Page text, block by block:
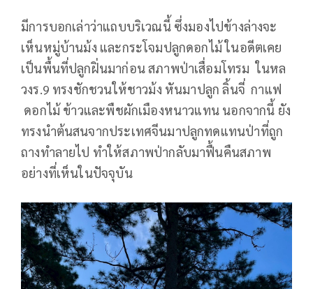
มีการบอกเล่าว่าแถบบริเวณนี้ ซึ่งมองไปข้างล่างจะ
เห็นหมู่บ้านม้ง และกระโจมปลูกดอกไม้ ในอดีตเคย
เป็นพื้นที่ปลูกฝิ่นมาก่อน สภาพป่าเสื่อมโทรม ในหล
วงร.9 ทรงชักชวนให้ชาวม้ง หันมาปลูก ลิ้นจี่ กาแฟ
ดอกไม้ ข้าวและพืชผักเมืองหนาวแทน นอกจากนี้ ยัง
ทรงนำต้นสนจากประเทศจีนมาปลูกทดแทนป่าที่ถูก
ถางทำลายไป ทำให้สภาพป่ากลับมาฟื้นคืนสภาพ
อย่างที่เห็นในปัจจุบัน